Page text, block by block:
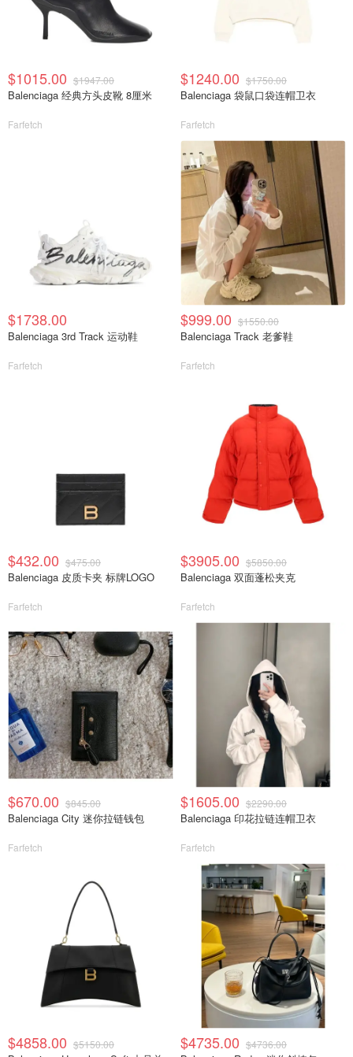
$1015.00 $1947.00
Balenciaga 经典方头皮靴 8厘米
Farfetch
$1240.00 $1750.00
Balenciaga 袋鼠口袋连帽卫衣
Farfetch
$1738.00
Balenciaga 3rd Track 运动鞋
Farfetch
$999.00 $1550.00
Balenciaga Track 老爹鞋
Farfetch
$432.00 $475.00
Balenciaga 皮质卡夹 标牌LOGO
Farfetch
$3905.00 $5850.00
Balenciaga 双面蓬松夹克
Farfetch
$670.00 $845.00
Balenciaga City 迷你拉链钱包
Farfetch
$1605.00 $2290.00
Balenciaga 印花拉链连帽卫衣
Farfetch
$4858.00 $5150.00 $4735.00 $4736.00